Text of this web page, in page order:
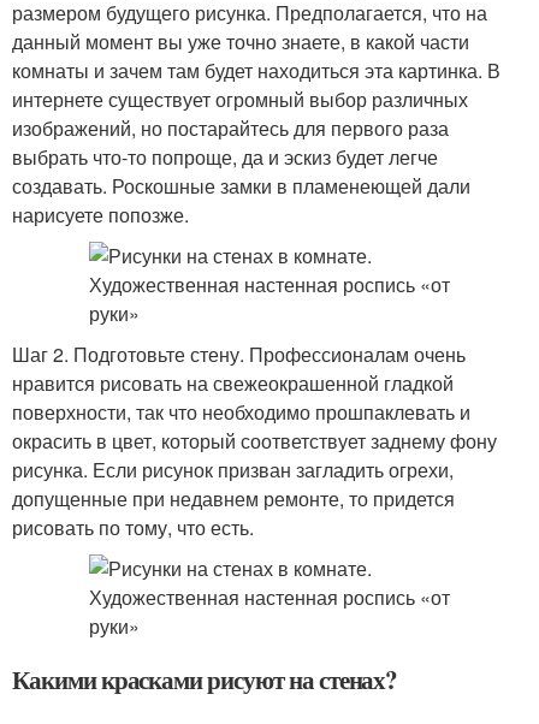
размером будущего рисунка. Предполагается, что на
данный момент вы уже точно знаете, в какой части
комнаты и зачем там будет находиться эта картинка. В
интернете существует огромный выбор различных
изображений, но постарайтесь для первого раза
выбрать что-то попроще, да и эскиз будет легче
создавать. Роскошные замки в пламенеющей дали
нарисуете попозже.
Шаг 2. Подготовьте стену. Профессионалам очень
нравится рисовать на свежеокрашенной гладкой
поверхности, так что необходимо прошпаклевать и
окрасить в цвет, который соответствует заднему фону
рисунка. Если рисунок призван загладить огрехи,
допущенные при недавнем ремонте, то придется
рисовать по тому, что есть.
Какими красками рисуют на стенах?